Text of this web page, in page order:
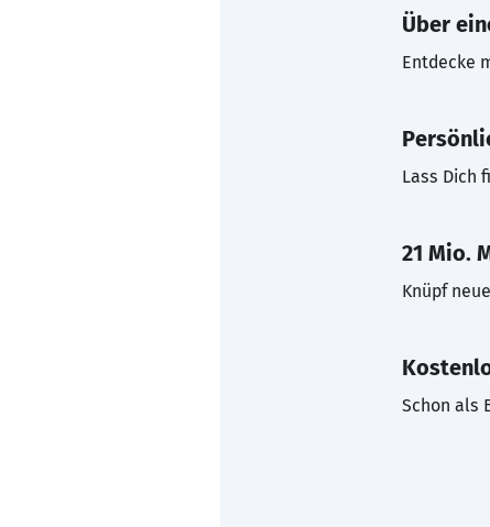
Über
Entdecke
Lass Dich
21 Mio.
Knüpf
Schon als